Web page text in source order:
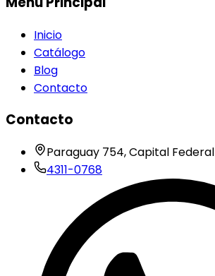
Inicio
Catálogo
Blog
Contacto
Contacto
Paraguay 754, Capital Federal
4311-0768